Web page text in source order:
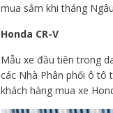
mua sắm khi tháng
Honda CR-V
Mẫu xe đầu tiên trong
các Nhà Phân phối ô tô
khách hàng mua xe